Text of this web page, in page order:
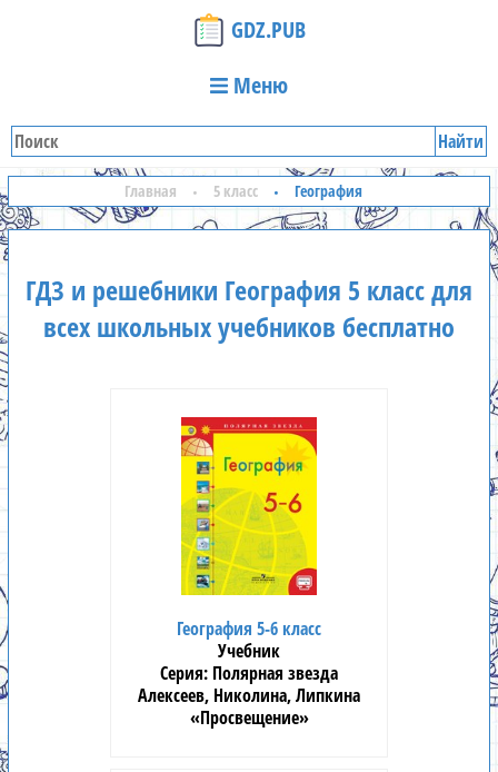
GDZ.PUB
Меню
Найти
Главная 5 класс География
ГДЗ и решебники География 5 класс для
всех школьных учебников бесплатно
География 5-6 класс
Учебник
Полярная звезда
Алексеев, Николина, Липкина
«Просвещение»